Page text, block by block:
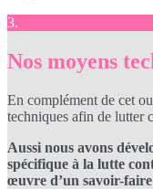
3.
Nos moyens
En complément de cet
techniques afin de lutter
Aussi nous avons
spécifique à la lutte
œuvre d’un savoir-faire